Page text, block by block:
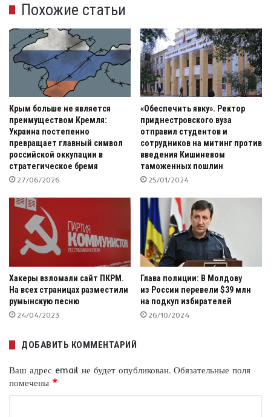
Похожие статьи
Крым больше не является
преимуществом Кремля:
Украина постепенно
превращает главный символ
российской оккупации в
стратегическое бремя
27/06/2026
«Обеспечить явку». Ректор
приднестровского вуза
отправил студентов и
сотрудников на митинг против
введения Кишиневом
таможенных пошлин
25/01/2024
Хакеры взломали сайт ПКРМ.
На всех страницах разместили
румынскую песню
24/04/2023
Глава полиции: В Молдову
из России перевели $39 млн
на подкуп избирателей
26/10/2024
ДОБАВИТЬ КОММЕНТАРИЙ
Ваш адрес email не будет опубликован. Обязательные поля
помечены *